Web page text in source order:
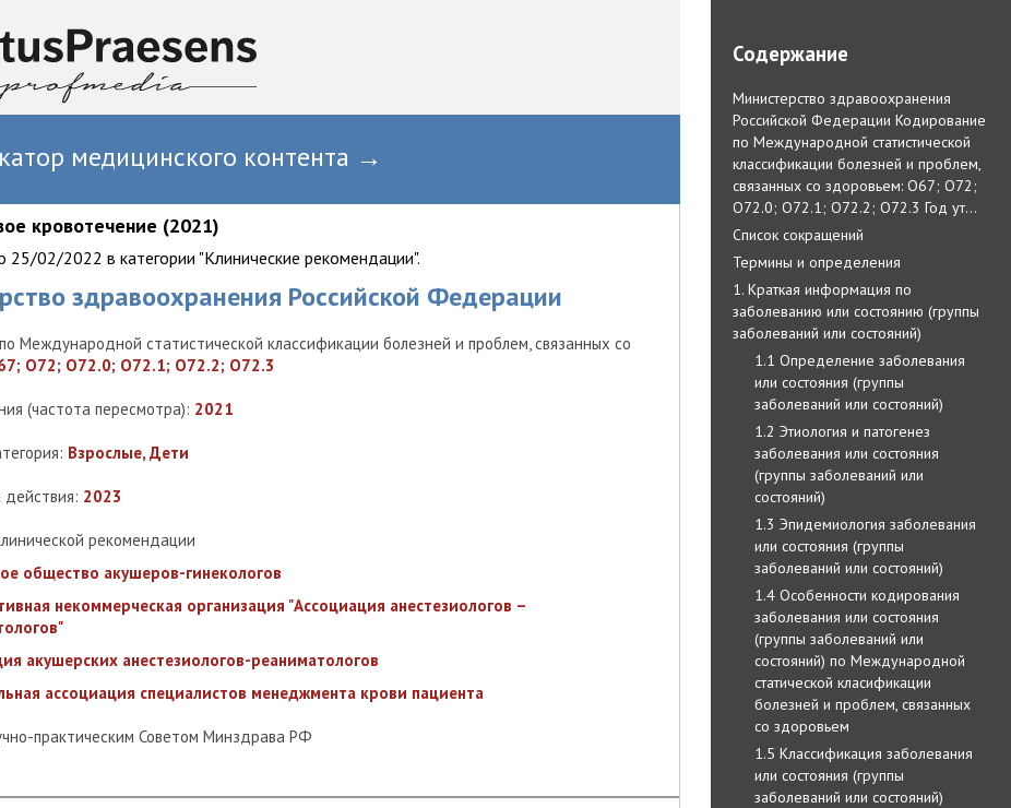
медицинского контента →
кровотечение (2021)
25/02/2022 в категории "Клинические рекомендации".
Содержание
Министерство здравоохранения
Российской Федерации Кодирование
по Международной статистической
классификации болезней и проблем,
связанных со здоровьем: O67; O72;
O72.0; O72.1; O72.2; O72.3 Год ут…
Список сокращений
Термины и определения
1. Краткая информация по
заболеванию или состоянию (группы
заболеваний или состояний)
1.1 Определение заболевания
или состояния (группы
заболеваний или состояний)
1.2 Этиология и патогенез
заболевания или состояния
(группы заболеваний или
состояний)
1.3 Эпидемиология заболевания
или состояния (группы
заболеваний или состояний)
1.4 Особенности кодирования
заболевания или состояния
(группы заболеваний или
состояний) по Международной
статической класификации
болезней и проблем, связанных
со здоровьем
1.5 Классификация заболевания
или состояния (группы
заболеваний или состояний)
здравоохранения Российской Федерации
Международной статистической классификации болезней и проблем, связанных со
O72; O72.0; O72.1; O72.2; O72.3
(частота пересмотра): 2021
Взрослые, Дети
действия: 2023
рекомендации
общество акушеров-гинекологов
некоммерческая организация "Ассоциация анестезиологов –
акушерских анестезиологов-реаниматологов
ассоциация специалистов менеджмента крови пациента
практическим Советом Минздрава РФ